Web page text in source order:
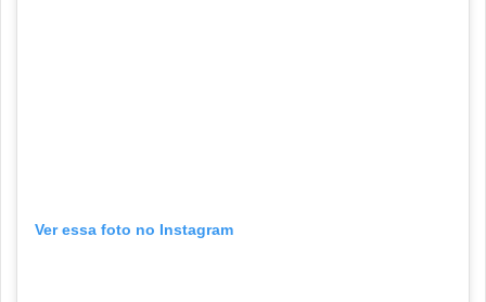
Ver essa foto no Instagram